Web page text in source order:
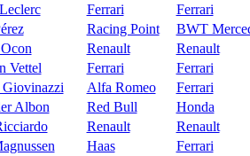
Ferrari
Ferrari
Racing Point
BWT
Renault
Renault
Vettel Ferrari
Ferrari
Alfa Romeo
Ferrari
Albon Red Bull
Honda
Renault
Renault
Haas
Ferrari